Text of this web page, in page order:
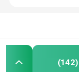
(142)